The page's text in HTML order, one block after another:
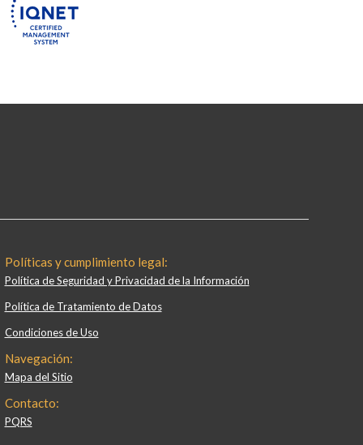
Políticas y cumplimiento legal:
Política de Seguridad y Privacidad de la Información
Política de Tratamiento de Datos
Condiciones de Uso
Navegación:
Mapa del Sitio
Contacto:
PQRS